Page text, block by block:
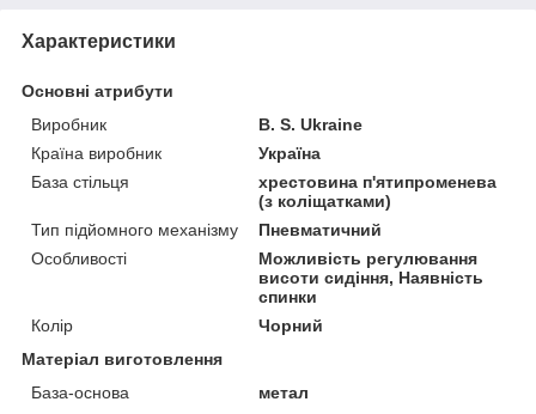
Характеристики
Основні атрибути
Виробник
B. S. Ukraine
Країна виробник
Україна
База стільця
хрестовина п'ятипроменева
(з коліщатками)
Тип підйомного механізму
Пневматичний
Особливості
Можливість регулювання
висоти сидіння, Наявність
спинки
Колір
Чорний
Матеріал виготовлення
База-основа
метал